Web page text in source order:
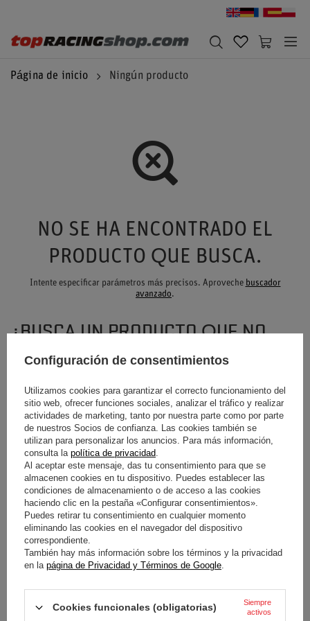
Página de inicio Ningún producto
NO SE HA ENCONTRADO EL
PRODUCTO QUE BUSCA.
Intente especificar parámetros más precisos. Aproveche buscador
avanzado.
¿BUSCA UN PRODUCTO QUE NO
TENEMOS EN OFERTA?
Si no ha encontrado el producto que busca y desea adquirirlo en nuestra
tienda, puede utilizar el formulario especial para enviarnos una descripción
del artículo que busca. Para ello debeconectado.
BOLETÍN
¡Mantente al día y suscríbete a nuestro boletín
informativo!
Configuración de consentimientos
Utilizamos cookies para garantizar el correcto funcionamiento del
sitio web, ofrecer funciones sociales, analizar el tráfico y realizar
actividades de marketing, tanto por nuestra parte como por parte
de nuestros Socios de confianza. Las cookies también se
utilizan para personalizar los anuncios. Para más información,
consulta la política de privacidad.
Al aceptar este mensaje, das tu consentimiento para que se
almacenen cookies en tu dispositivo. Puedes establecer las
condiciones de almacenamiento o de acceso a las cookies
haciendo clic en la pestaña «Configurar consentimientos».
Puedes retirar tu consentimiento en cualquier momento
eliminando las cookies en el navegador del dispositivo
correspondiente.
También hay más información sobre los términos y la privacidad
en la página de Privacidad y Términos de Google.
Cookies funcionales (obligatorias)
Siempre
activos